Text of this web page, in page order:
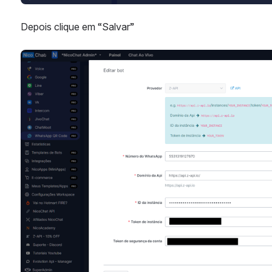
Depois clique em “Salvar”
Abrir